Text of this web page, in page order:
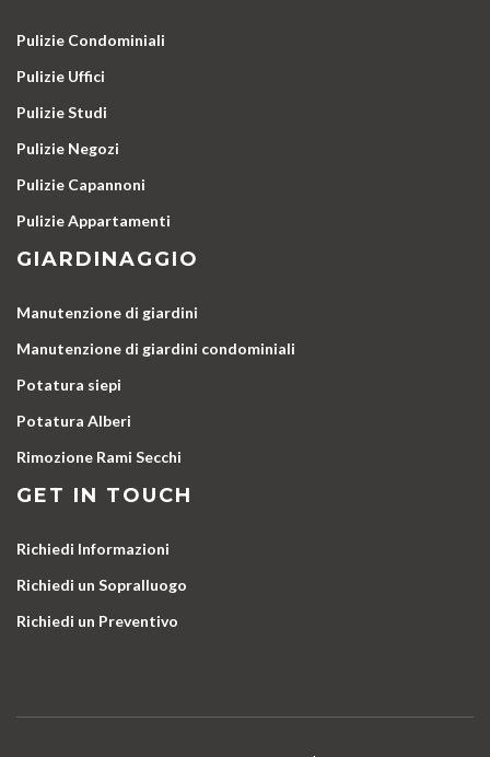
Pulizie Condominiali
Pulizie Uffici
Pulizie Studi
Pulizie Negozi
Pulizie Capannoni
Pulizie Appartamenti
GIARDINAGGIO
Manutenzione di giardini
Manutenzione di giardini condominiali
Potatura siepi
Potatura Alberi
Rimozione Rami Secchi
GET IN TOUCH
Richiedi Informazioni
Richiedi un Sopralluogo
Richiedi un Preventivo